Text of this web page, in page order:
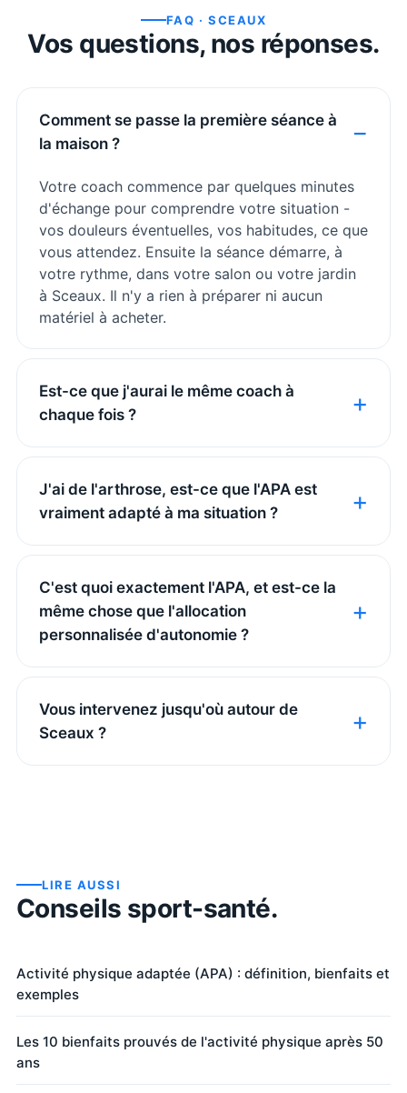
FAQ · SCEAUX
Vos questions, nos réponses.
Comment se passe la première séance à
la maison ?
Votre coach commence par quelques minutes
d'échange pour comprendre votre situation -
vos douleurs éventuelles, vos habitudes, ce que
vous attendez. Ensuite la séance démarre, à
votre rythme, dans votre salon ou votre jardin
à Sceaux. Il n'y a rien à préparer ni aucun
matériel à acheter.
Est-ce que j'aurai le même coach à
chaque fois ?
J'ai de l'arthrose, est-ce que l'APA est
vraiment adapté à ma situation ?
C'est quoi exactement l'APA, et est-ce la
même chose que l'allocation
personnalisée d'autonomie ?
Vous intervenez jusqu'où autour de
Sceaux ?
LIRE AUSSI
Conseils sport-santé.
Activité physique adaptée (APA) : définition, bienfaits et
exemples
Les 10 bienfaits prouvés de l'activité physique après 50
ans